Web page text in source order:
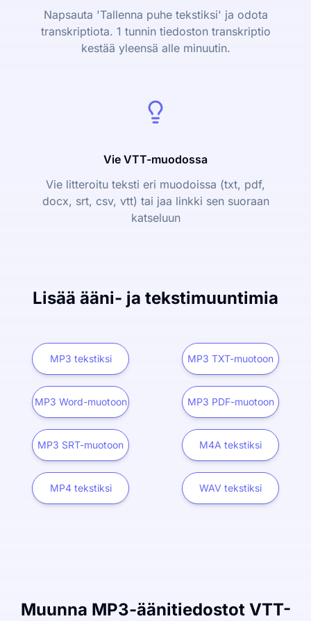
Napsauta 'Tallenna puhe tekstiksi' ja odota
transkriptiota. 1 tunnin tiedoston transkriptio
kestää yleensä alle minuutin.
Vie VTT-muodossa
Vie litteroitu teksti eri muodoissa (txt, pdf,
docx, srt, csv, vtt) tai jaa linkki sen suoraan
katseluun
Lisää ääni- ja tekstimuuntimia
MP3 tekstiksi MP3 TXT-muotoon
MP3 Word-muotoon MP3 PDF-muotoon
MP3 SRT-muotoon M4A tekstiksi
MP4 tekstiksi WAV tekstiksi
Muunna MP3-äänitiedostot VTT-